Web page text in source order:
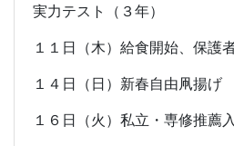
実力テスト（３年）
１１日（木）給食開始、保護
１４日（日）新春自由凧揚げ
１６日（火）私立・専修推薦